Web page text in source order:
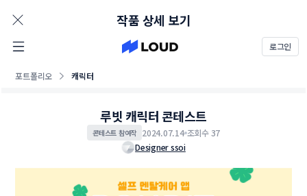
로그인
포트폴리오 캐릭터
작품 상세 보기
루빗 캐릭터 콘테스트
콘테스트 참여작 2024.07.14 조회수 37
Designer ssoi